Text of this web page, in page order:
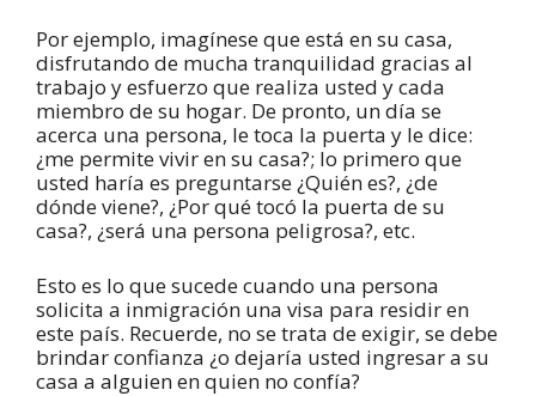
Por ejemplo, imagínese que está en su casa,
disfrutando de mucha tranquilidad gracias al
trabajo y esfuerzo que realiza usted y cada
miembro de su hogar. De pronto, un día se
acerca una persona, le toca la puerta y le dice:
¿me permite vivir en su casa?; lo primero que
usted haría es preguntarse ¿Quién es?, ¿de
dónde viene?, ¿Por qué tocó la puerta de su
casa?, ¿será una persona peligrosa?, etc.
Esto es lo que sucede cuando una persona
solicita a inmigración una visa para residir en
este país. Recuerde, no se trata de exigir, se debe
brindar confianza ¿o dejaría usted ingresar a su
casa a alguien en quien no confía?